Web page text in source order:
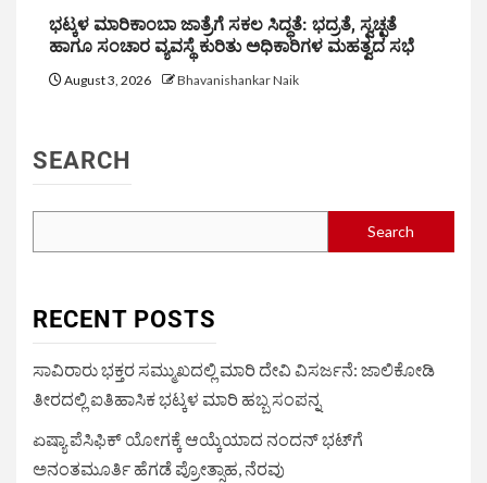
ಭಟ್ಕಳ ಮಾರಿಕಾಂಬಾ ಜಾತ್ರೆಗೆ ಸಕಲ ಸಿದ್ಧತೆ: ಭದ್ರತೆ, ಸ್ವಚ್ಛತೆ
ಹಾಗೂ ಸಂಚಾರ ವ್ಯವಸ್ಥೆ ಕುರಿತು ಅಧಿಕಾರಿಗಳ ಮಹತ್ವದ ಸಭೆ
August 3, 2026 Bhavanishankar Naik
SEARCH
Search
RECENT POSTS
ಸಾವಿರಾರು ಭಕ್ತರ ಸಮ್ಮುಖದಲ್ಲಿ ಮಾರಿ ದೇವಿ ವಿಸರ್ಜನೆ: ಜಾಲಿಕೋಡಿ
ತೀರದಲ್ಲಿ ಐತಿಹಾಸಿಕ ಭಟ್ಕಳ ಮಾರಿ ಹಬ್ಬ ಸಂಪನ್ನ
ಏಷ್ಯಾ ಪೆಸಿಫಿಕ್ ಯೋಗಕ್ಕೆ ಆಯ್ಕೆಯಾದ ನಂದನ್ ಭಟ್‌ಗೆ
ಅನಂತಮೂರ್ತಿ ಹೆಗಡೆ ಪ್ರೋತ್ಸಾಹ, ನೆರವು